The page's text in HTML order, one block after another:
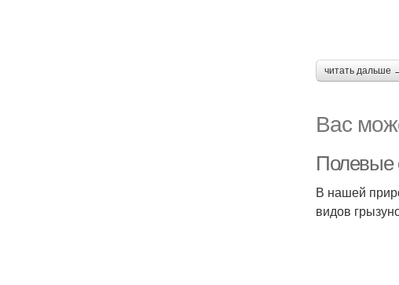
читать дальше
Вас
Полевые
В нашей
видов